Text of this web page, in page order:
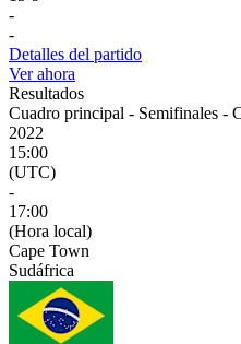
-
-
Detalles del partido
Ver ahora
Resultados
Cuadro principal - Semifinales -
2022
15:00
(UTC)
-
17:00
(Hora local)
Cape Town
Sudáfrica